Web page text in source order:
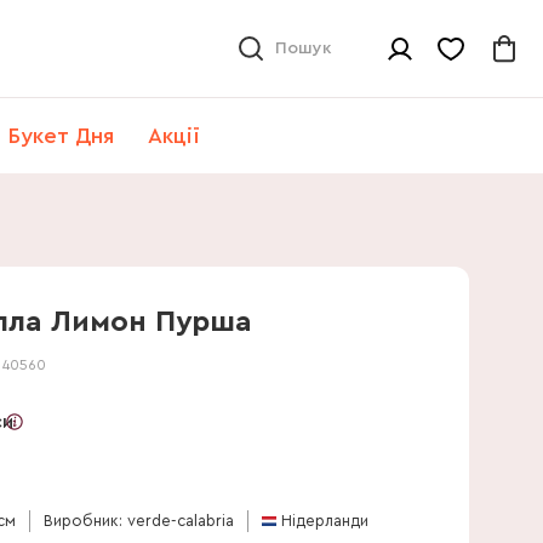
Пошук
Букет Дня Акції
Лимон Пурша
40560
Виробник: verde-calabria Нідерланди